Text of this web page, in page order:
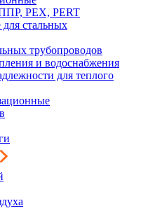
PEX, PERT
стальных
трубопроводов
и водоснабжения
для теплого